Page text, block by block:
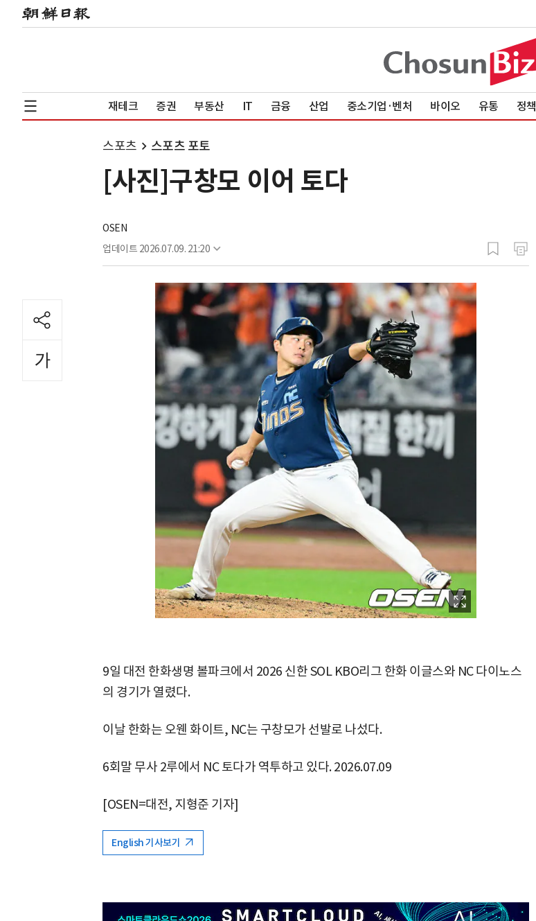
재테크 증권 부동산 IT 금융 산업 중소기업·벤처 바이오 유통 정책
스포츠 스포츠 포토
[사진]구창모 이어 토다
OSEN
업데이트 2026.07.09. 21:20
9일 대전 한화생명 볼파크에서 2026 신한 SOL KBO리그 한화 이글스와 NC 다이노스
의 경기가 열렸다.
이날 한화는 오웬 화이트, NC는 구창모가 선발로 나섰다.
6회말 무사 2루에서 NC 토다가 역투하고 있다. 2026.07.09
[OSEN=대전, 지형준 기자]
English 기사보기